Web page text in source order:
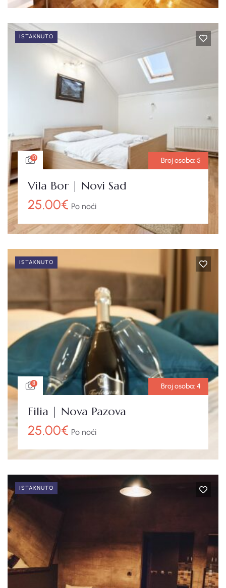
ISTAKNUTO
10 Broj osoba: 5
Vila Bor | Novi Sad
25.00€ Po noći
ISTAKNUTO
8 Broj osoba: 4
Filia | Nova Pazova
25.00€ Po noći
ISTAKNUTO